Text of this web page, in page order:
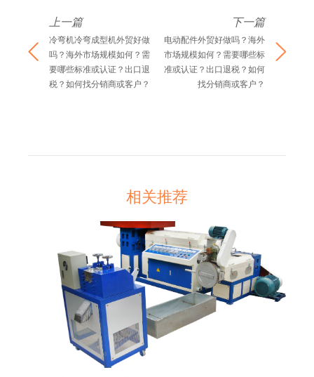
上一篇
冷弯机冷弯成型机外贸好做
吗？海外市场规模如何？需
要哪些标准或认证？出口退
税？如何找分销商或客户？
下一篇
电动配件外贸好做吗？海外
市场规模如何？需要哪些标
准或认证？出口退税？如何
找分销商或客户？
相关推荐